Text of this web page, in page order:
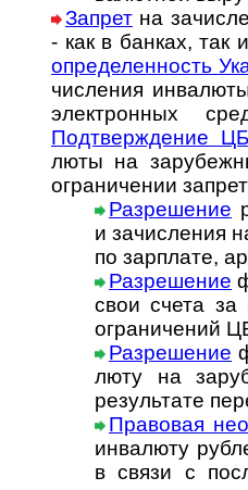
Запрет на
- как в банках,
оп­ре­де­лен­ность
чи­сле­ния
эле­к­т­рон­ных
Подтверждение ЦБ
люты на
огра­ни­че­нии
Разрешение
и зачи­сле­ния
по зар­плате,
Разрешение
свои счета
огра­ни­че­ний
Разрешение
люту на
резуль­тате
Правовая
инва­люту
в связи с